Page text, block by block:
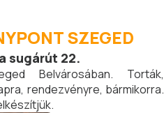
SZEGED
sugárút 22.
Belvárosában. Torták,
rendezvényre, bármikorra.